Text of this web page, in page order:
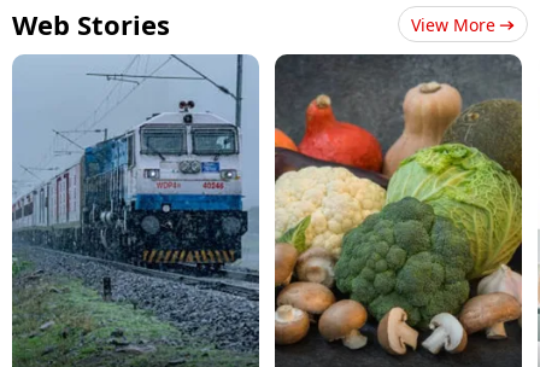
Web Stories View More